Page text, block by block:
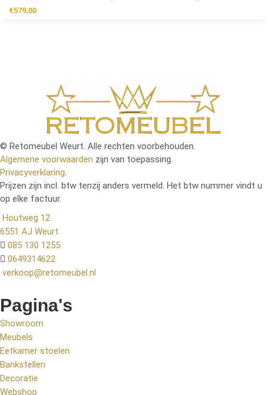
€579,00
© Retomeubel Weurt. Alle rechten voorbehouden.
Algemene voorwaarden zijn van toepassing.
Privacyverklaring
Prijzen zijn incl. btw tenzij anders vermeld. Het btw nummer vindt u
op elke factuur.
Houtweg 12
6551 AJ Weurt
085 130 1255
0649314622
verkoop@retomeubel.nl
Pagina's
Showroom
Meubels
Eetkamer stoelen
Bankstellen
Decoratie
Webshop